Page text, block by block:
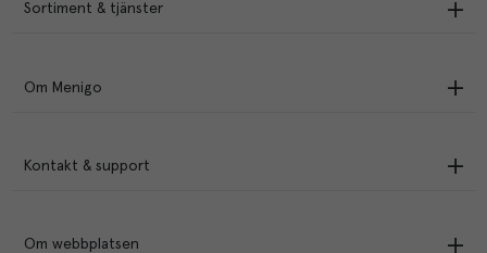
Sortiment & tjänster
Om Menigo
Kontakt & support
Om webbplatsen